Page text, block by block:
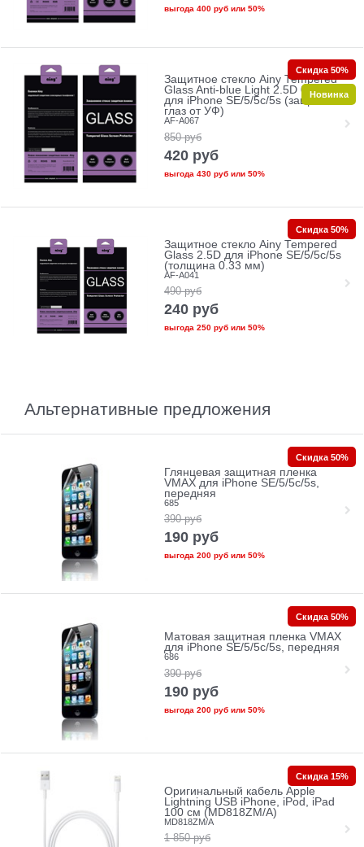
выгода 400 рубили 50%
Защитное стекло Ainy Tempered
Glass Anti-blue Light 2.5D 0.33mm
для iPhone SE/5/5c/5s (защита
глаз от УФ)
AF-A067
850 руб
420 руб
выгода 430 рубили 50%
Скидка 50%
Новинка
Защитное стекло Ainy Tempered
Glass 2.5D для iPhone SE/5/5c/5s
(толщина 0.33 мм)
AF-A041
490 руб
240 руб
выгода 250 рубили 50%
Скидка 50%
Альтернативные предложения
Глянцевая защитная пленка
VMAX для iPhone SE/5/5c/5s,
передняя
685
390 руб
190 руб
выгода 200 рубили 50%
Скидка 50%
Матовая защитная пленка VMAX
для iPhone SE/5/5c/5s, передняя
686
390 руб
190 руб
выгода 200 рубили 50%
Скидка 50%
Оригинальный кабель Apple
Lightning USB iPhone, iPod, iPad
100 см (MD818ZM/A)
MD818ZM/A
1 850 руб
Скидка 15%